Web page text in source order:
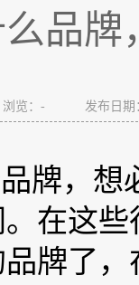
品
浏览： - 发布日期
牌，想
在这
牌了